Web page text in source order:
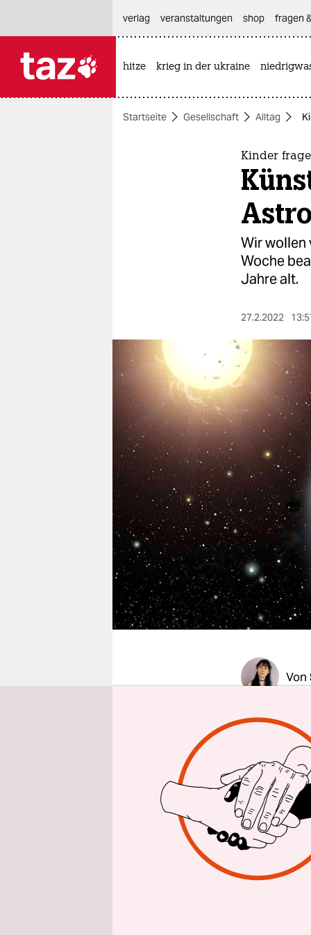
themen
nord
wahrheit
verlag
verlag
veranstaltungen
shop
fragen & hilfe
unterstützen
abo
genossenschaft
epaper login
verlag
veranstaltungen shop fragen
hitze krieg in der ukraine
Startseite Gesellschaft Alltag
Kinder
Wir wollen
Woche
Jahre alt.
27.2.2022
Von
Hallo
weitere
kommt
das
In der
uns gar
langer